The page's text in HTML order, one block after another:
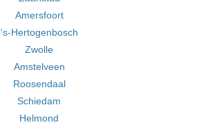
Amersfoort
's-Hertogenbosch
Zwolle
Amstelveen
Roosendaal
Schiedam
Helmond